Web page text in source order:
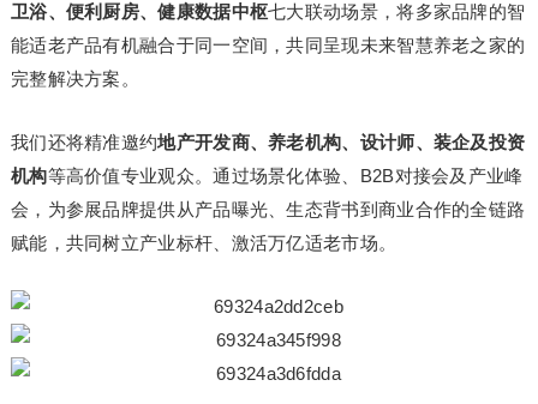
卫浴、便利厨房、健康数据中枢七大联动场景，将多家品牌的智
能适老产品有机融合于同一空间，共同呈现未来智慧养老之家的
完整解决方案。
我们还将精准邀约地产开发商、养老机构、设计师、装企及投资
机构等高价值专业观众。通过场景化体验、B2B对接会及产业峰
会，为参展品牌提供从产品曝光、生态背书到商业合作的全链路
赋能，共同树立产业标杆、激活万亿适老市场。